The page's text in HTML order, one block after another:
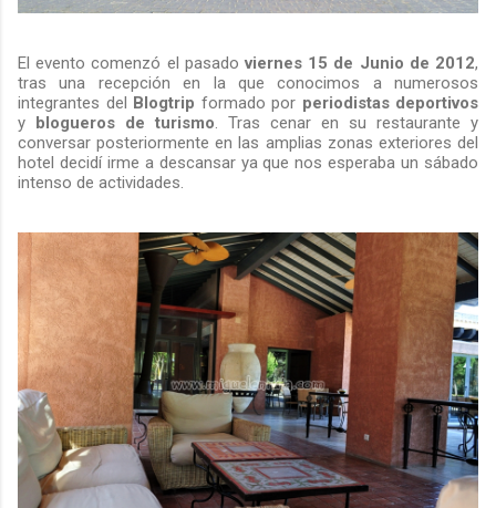
El evento comenzó el pasadoviernes 15 de Junio de 2012,
tras una recepción en la que conocimos a numerosos
integrantes del Blogtrip formado por periodistas deportivos
y blogueros de turismo. Tras cenar en su restaurante y
conversar posteriormente en las amplias zonas exteriores del
hotel decidí irme a descansar ya que nos esperaba un sábado
intenso de actividades.